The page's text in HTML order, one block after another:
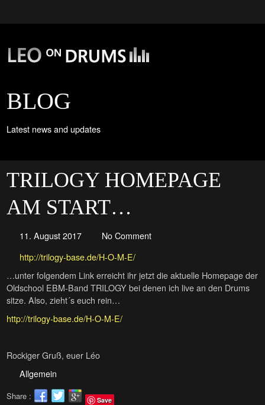
BLOG
Latest news and updates
TRILOGY HOMEPAGE
AM START…
11. August 2017
No Comment
http://trilogy-base.de/H-O-M-E/
…unter folgendem Link erreicht ihr jetzt die aktuelle Homepage der
Oldschool EBM-Band TRILOGY bei denen ich live an den Drums
sitze. Also, zieht´s euch rein…
http://trilogy-base.de/H-O-M-E/
Rockiger Gruß, euer Léo
Allgemein
Share : Save